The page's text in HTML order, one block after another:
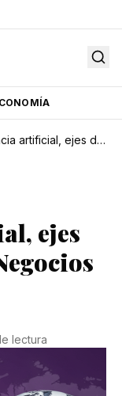
Sostenibilidad e inteligencia artificial, ejes del V Congreso de Negocios Internacionales
ejes
lectura